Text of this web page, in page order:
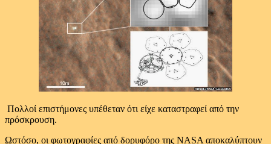
Πολλοί επιστήμονες υπέθεταν ότι είχε καταστραφεί από την
πρόσκρουση.
Ωστόσο, οι φωτογραφίες από δορυφόρο της NASA αποκαλύπτουν